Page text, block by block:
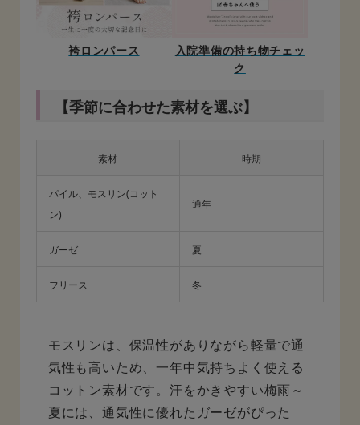
袴ロンパース
入院準備の持ち物チェッ
ク
【季節に合わせた素材を選ぶ】
素材 時期
パイル、モスリン(コット
ン)
通年
ガーゼ 夏
フリース 冬
モスリンは、保温性がありながら軽量で通
気性も高いため、一年中気持ちよく使える
コットン素材です。汗をかきやすい梅雨～
夏には、通気性に優れたガーゼがぴった